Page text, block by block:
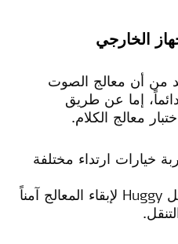
الخارجي
من أن معالج الصوت
إما عن طريق
معالج الكلام.
خيارات ارتداء مختلفة
أو استخدام ملحق تثبيت مثل Huggy لإبقاء المعالج آمناً